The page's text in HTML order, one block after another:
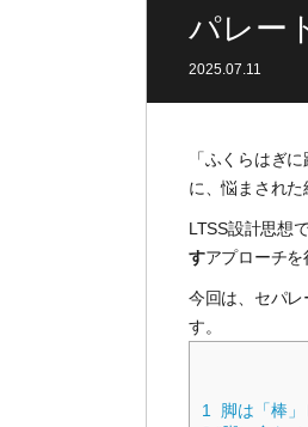
パレー
2025.07.11
「ふくらはぎ
に、悩まされ
LTSS設計思想
すアプローチを
今回は、セパレ
す。
1
脚は「棒